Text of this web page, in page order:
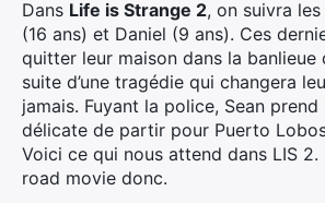
Dans Life is Strange 2, on suivra
(16 ans) et Daniel (9 ans). Ces
quitter leur maison dans la banlieue
suite d’une tragédie qui changera
jamais. Fuyant la police, Sean
délicate de partir pour Puerto
Voici ce qui nous attend dans LIS
road movie donc.